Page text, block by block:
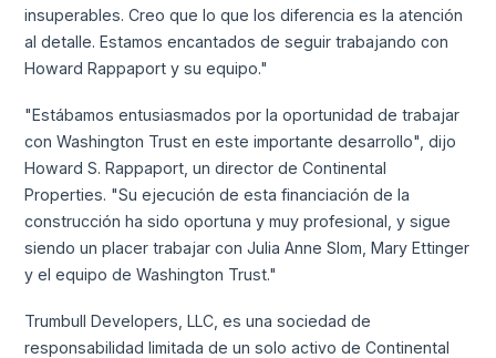
insuperables. Creo que lo que los diferencia es la atención
al detalle. Estamos encantados de seguir trabajando con
Howard Rappaport y su equipo."
"Estábamos entusiasmados por la oportunidad de trabajar
con Washington Trust en este importante desarrollo", dijo
Howard S. Rappaport, un director de Continental
Properties. "Su ejecución de esta financiación de la
construcción ha sido oportuna y muy profesional, y sigue
siendo un placer trabajar con Julia Anne Slom, Mary Ettinger
y el equipo de Washington Trust."
Trumbull Developers, LLC, es una sociedad de
responsabilidad limitada de un solo activo de Continental